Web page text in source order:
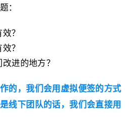
：
？
？
进的地方？
的，我们会用虚拟便签的方式
线下团队的话，我们会直接用